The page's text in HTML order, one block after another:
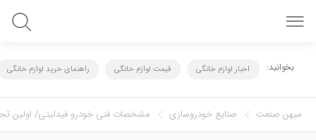
بخوانید: اخبار لوازم خانگی قیمت لوازم خانگی راهنمای خرید لوازم خانگی
میهن صنعت صنايع خودروسازي مشخصات فنی خودرو فیدلیتی/ اولین